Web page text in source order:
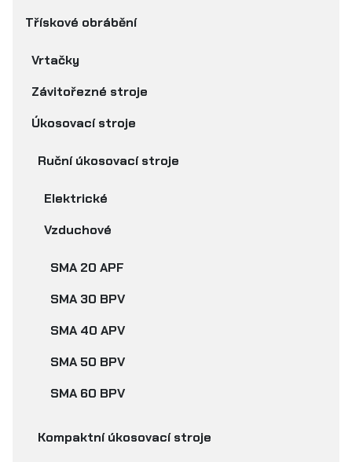
Třískové obrábění
Vrtačky
Závitořezné stroje
Úkosovací stroje
Ruční úkosovací stroje
Elektrické
Vzduchové
SMA 20 APF
SMA 30 BPV
SMA 40 APV
SMA 50 BPV
SMA 60 BPV
Kompaktní úkosovací stroje